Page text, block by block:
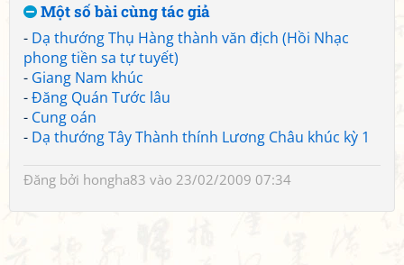
Một số bài cùng tác giả
- Dạ thướng Thụ Hàng thành văn địch (Hồi Nhạc
phong tiền sa tự tuyết)
- Giang Nam khúc
-Đăng Quán Tước lâu
- Cung oán
- Dạ thướng Tây Thành thính Lương Châu khúc kỳ 1
Đăng bởi hongha83 vào 23/02/2009 07:34